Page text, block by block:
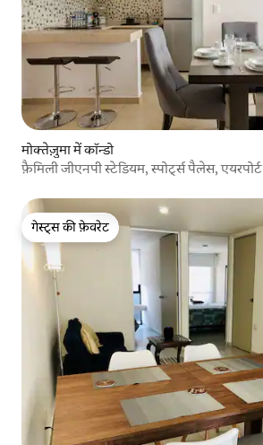
मोक्तेज़ुमा में कॉन्डो
फ़ैमिली जीएनपी स्टेडियम, स्पोर्ट्स पैलेस, एयरपोर्ट
गेस्ट्स की फ़ेवरेट
गेस्ट्स की फ़ेवरेट